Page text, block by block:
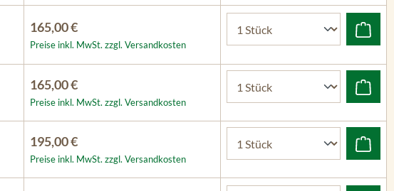
165,00 €
Preise inkl. MwSt. zzgl. Versandkosten
165,00 €
Preise inkl. MwSt. zzgl. Versandkosten
195,00 €
Preise inkl. MwSt. zzgl. Versandkosten